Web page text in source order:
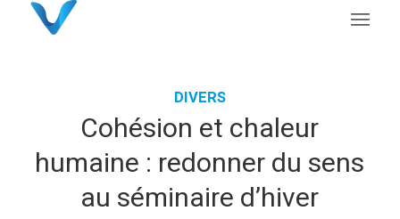
DIVERS
Cohésion et chaleur
humaine : redonner du sens
au séminaire d’hiver